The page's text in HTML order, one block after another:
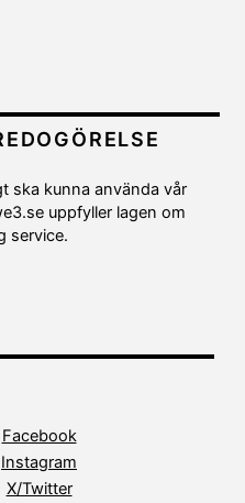
ska kunna använda vår
uppfyller lagen om
service.
Facebook
Instagram
X/Twitter